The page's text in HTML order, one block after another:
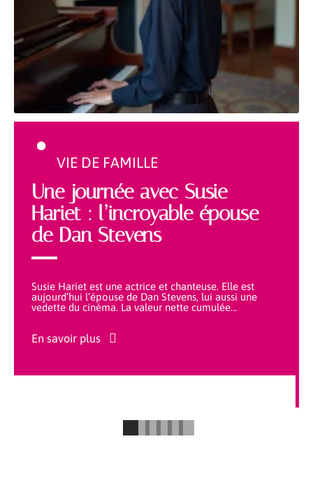
VIE DE FAMILLE
Une journée avec Susie
Hariet : l’incroyable épouse
de Dan Stevens
Susie Hariet est une actrice et chanteuse. Elle est
aujourd’hui l’épouse de Dan Stevens, lui aussi une
vedette du cinéma. La valeur nette cumulée…
En savoir plus